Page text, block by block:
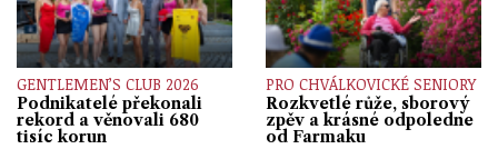
GENTLEMEN’S CLUB 2026
Podnikatelé překonali
rekord a věnovali 680
tisíc korun
PRO CHVÁLKOVICKÉ SENIORY
Rozkvetlé růže, sborový
zpěv a krásné odpoledne
od Farmaku